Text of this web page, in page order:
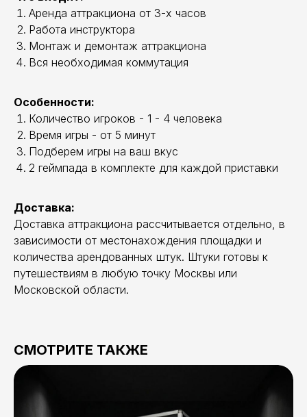
Аренда аттракциона от 3-х часов
Работа инструктора
Монтаж и демонтаж аттракциона
Вся необходимая коммутация
Особенности:
Количество игроков - 1 - 4 человека
Время игры - от 5 минут
Подберем игры на ваш вкус
2 геймпада в комплекте для каждой приставки
Доставка:
Доставка аттракциона рассчитывается отдельно, в
зависимости от местонахождения площадки и
количества арендованных штук. Штуки готовы к
путешествиям в любую точку Москвы или
Московской области.
СМОТРИТЕ ТАКЖЕ